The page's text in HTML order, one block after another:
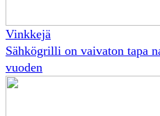
Vinkkejä
Sähkögrilli on vaivaton tapa
vuoden